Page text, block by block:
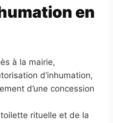
en
à la mairie,
d’inhumation,
d’une concession
rituelle et de la